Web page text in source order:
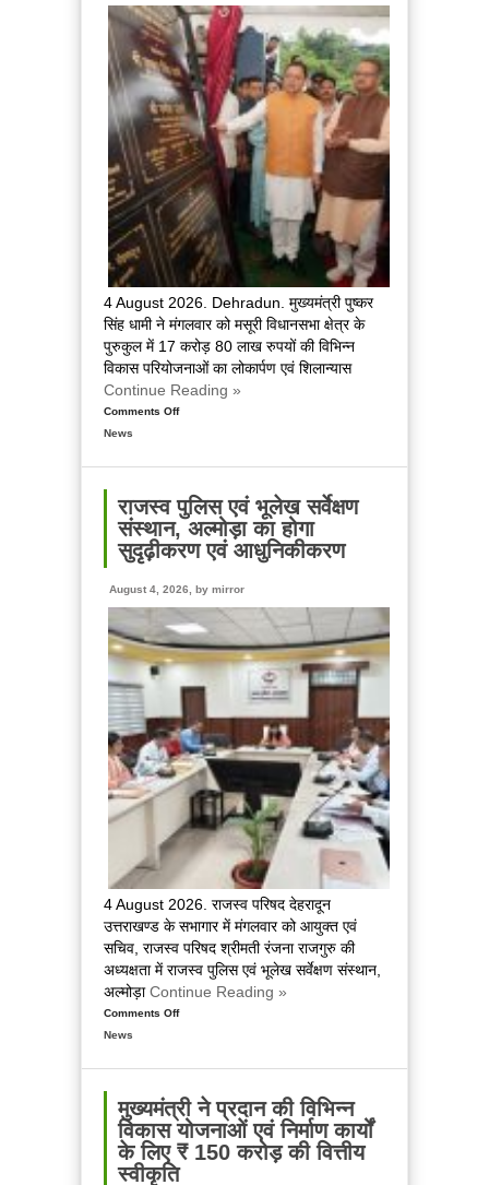
के
विस्तार
एवं
आधुनिक
आधारभूत
संरचना
के
विकास
पर
हुई
महत्वपूर्ण
चर्चा
4 August 2026. Dehradun. मुख्यमंत्री पुष्कर
सिंह धामी ने मंगलवार को मसूरी विधानसभा क्षेत्र के
पुरुकुल में 17 करोड़ 80 लाख रुपयों की विभिन्न
विकास परियोजनाओं का लोकार्पण एवं शिलान्यास
Continue Reading »
Comments Offon
किया
मसूरी
विधानसभा
विभिन्न
विकास
योजनाओं
का
लोकार्पण
और
शिलान्यास,
बोले
प्रदेश
सरकार
रुके,
अपने
News
राजस्व पुलिस एवं भूलेख सर्वेक्षण
संस्थान, अल्मोड़ा का होगा
सुदृढ़ीकरण एवं आधुनिकीकरण
August 4, 2026, by mirror
4 August 2026. राजस्व परिषद देहरादून
उत्तराखण्ड के सभागार में मंगलवार को आयुक्त एवं
सचिव, राजस्व परिषद श्रीमती रंजना राजगुरु की
अध्यक्षता में राजस्व पुलिस एवं भूलेख सर्वेक्षण संस्थान,
अल्मोड़ाContinue Reading »
Comments Offon
भूलेख
सर्वेक्षण
संस्थान,
अल्मोड़ा
News
मुख्यमंत्री ने प्रदान की विभिन्न
विकास योजनाओं एवं निर्माण कार्यों
के लिए ₹ 150 करोड़ की वित्तीय
स्वीकृति